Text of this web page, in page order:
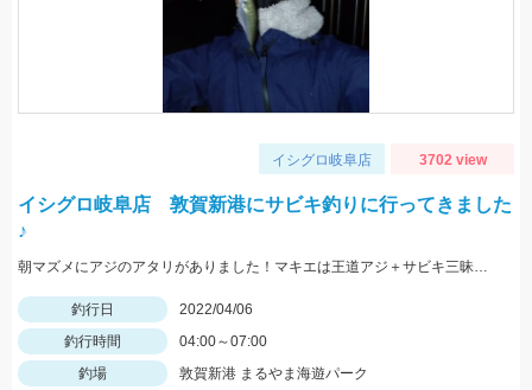
イシグロ岐阜店 3702 view
イシグロ岐阜店 敦賀新港にサビキ釣りに行ってきました
♪
朝マズメにアジのアタリがありました！マキエは王道アジ＋サビキ三昧がオススメ！！
釣行日
2022/04/06
釣行時間
04:00～07:00
釣場
敦賀新港 まるやま海遊パーク